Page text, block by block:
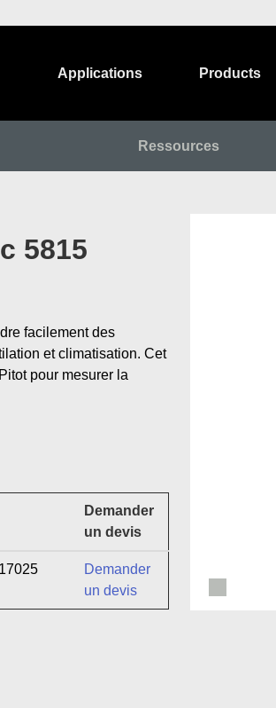
Applications Products
Ressources
5815
facilement des
et climatisation. Cet
pour mesurer la
Demander
un devis
Demander
un devis